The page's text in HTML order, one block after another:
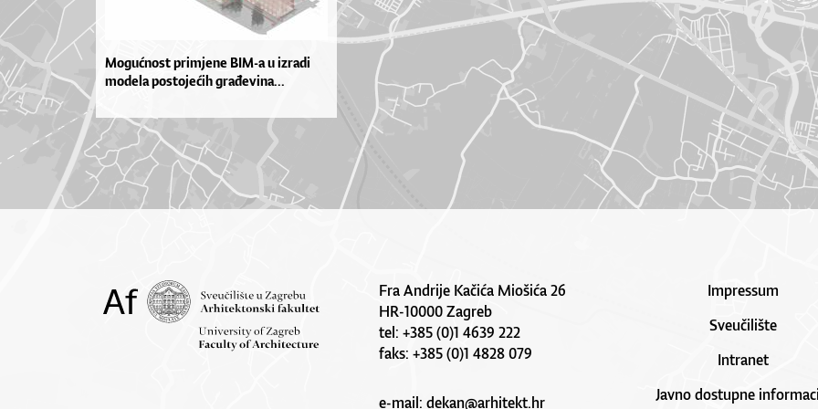
Mogućnost primjene BIM-a u izradi
modela postojećih građevina...
Fra Andrije Kačića Miošića 26
HR-10000 Zagreb
tel: +385 (0)1 4639 222
faks: +385 (0)1 4828 079
e-mail:dekan@arhitekt.hr
Impressum
Sveučilište
Intranet
Javno dostupne